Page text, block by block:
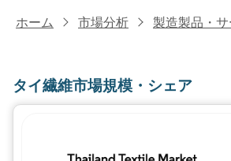
ホーム 市場分析 製造製品・
タイ繊維市場規模・シェア